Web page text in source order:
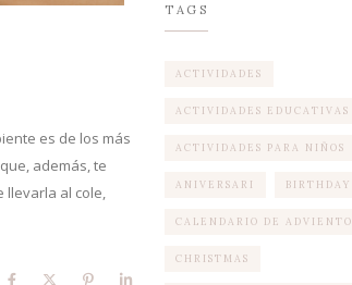
es de los más
además, te
llevarla al cole,
TAGS
ACTIVIDADES
ACTIVIDADES EDUCATIVAS
ACTIVIDADES PARA NIÑOS
ANIVERSARI BIRTHDAY
CALENDARIO DE ADVIENTO
CHRISTMAS